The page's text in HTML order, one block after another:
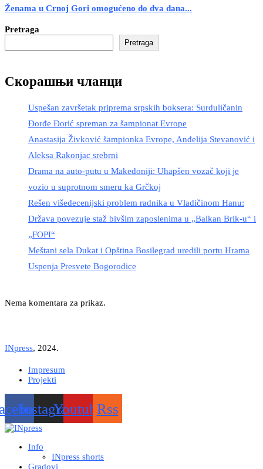
Ženama u Crnoj Gori omogućeno do dva dana...
Pretraga
Pretraga
Скорашњи чланци
Uspešan završetak priprema srpskih boksera: Surduličanin
Đorđe Đorić spreman za šampionat Evrope
Anastasija Živković šampionka Evrope, Anđelija Stevanović i
Aleksa Rakonjac srebrni
Drama na auto-putu u Makedoniji: Uhapšen vozač koji je
vozio u suprotnom smeru ka Grčkoj
Rešen višedecenijski problem radnika u Vladičinom Hanu:
Država povezuje staž bivšim zaposlenima u „Balkan Brik-u“ i
„FOPI“
Meštani sela Dukat i Opština Bosilegrad uredili portu Hrama
Uspenja Presvete Bogorodice
Nema komentara za prikaz.
INpress, 2024.
Impresum
Projekti
InstagramYoutubeRss
Info
INpress shorts
Gradovi